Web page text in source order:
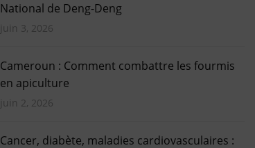
National de Deng-Deng
juin 3, 2026
Cameroun : Comment combattre les fourmis
en apiculture
juin 2, 2026
Cancer, diabète, maladies cardiovasculaires :